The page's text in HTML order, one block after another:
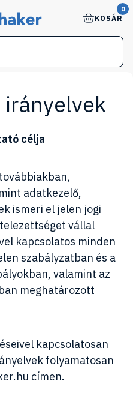
0
KOSÁR
célja
adatkezelő,
ismeri el jelen jogi
vállal
kapcsolatos minden
szabályzatban és a
valamint az
meghatározott
kapcsolatosan
folyamatosan
címen.